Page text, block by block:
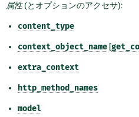
属性(とオプションのアクセサ):
content_type
context_object_name [
extra_context
http_method_names
model